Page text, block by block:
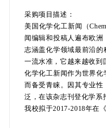
采购项目描述：
美国化学化工新闻（
闻编辑和投稿人遍布欧
志涵盖化学领域最前沿
一流水准，它越来越收到
化学化工新闻作为世界
而备受青睐。因其专业
泛，在该杂志刊登化学系
我校拟于2017-2018年在